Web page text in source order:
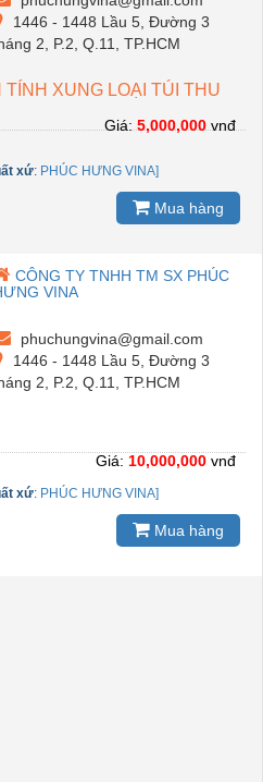
1446 - 1448 Lầu 5, Đường 3
2, P.2, Q.11, TP.HCM
XUNG LOẠI TÚI THU
xứ: PHÚC HƯNG VINA]
Giá: 5,000,000 vnđ
Mua hàng
CÔNG TY TNHH TM SX PHÚC
VINA
phuchungvina@gmail.com
1446 - 1448 Lầu 5, Đường 3
2, P.2, Q.11, TP.HCM
xứ: PHÚC HƯNG VINA]
Giá: 10,000,000 vnđ
Mua hàng